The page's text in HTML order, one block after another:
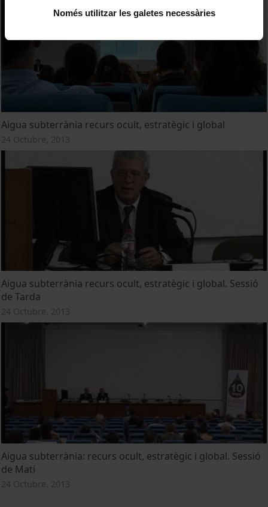
Només utilitzar les galetes necessàries
Aigua subterrània recurs ocult, estratègic i global
24 Octubre, 2013
Aigua subterrània recurs ocult, estratègic i global. Sessió
de Tarda
24 Octubre, 2013
Aigua subterrània: recurs ocult, estratègic i global. Sessió
de Matí
24 Octubre, 2013